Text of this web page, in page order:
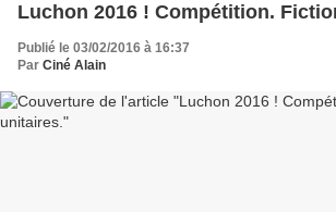
Luchon 2016 ! Compétition.
Publié le 03/02/2016 à 16:37
Par Ciné Alain